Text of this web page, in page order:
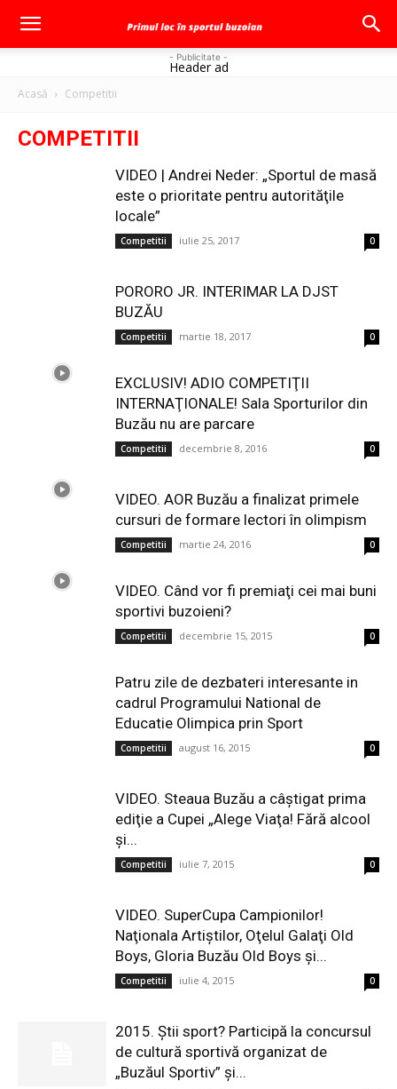
- Publicitate -
Header ad
Acasă Competitii
COMPETITII
VIDEO | Andrei Neder: „Sportul de masă
este o prioritate pentru autorităţile
locale”
Competitii iulie 25, 2017 0
PORORO JR. INTERIMAR LA DJST
BUZĂU
Competitii martie 18, 2017 0
EXCLUSIV! ADIO COMPETIŢII
INTERNAŢIONALE! Sala Sporturilor din
Buzău nu are parcare
Competitii decembrie 8, 2016 0
VIDEO. AOR Buzău a finalizat primele
cursuri de formare lectori în olimpism
Competitii martie 24, 2016 0
VIDEO. Când vor fi premiaţi cei mai buni
sportivi buzoieni?
Competitii decembrie 15, 2015 0
Patru zile de dezbateri interesante in
cadrul Programului National de
Educatie Olimpica prin Sport
Competitii august 16, 2015 0
VIDEO. Steaua Buzău a câştigat prima
ediţie a Cupei „Alege Viaţa! Fără alcool
şi...
Competitii iulie 7, 2015 0
VIDEO. SuperCupa Campionilor!
Naţionala Artiştilor, Oţelul Galaţi Old
Boys, Gloria Buzău Old Boys şi...
Competitii iulie 4, 2015 0
2015. Ştii sport? Participă la concursul
de cultură sportivă organizat de
„Buzăul Sportiv” şi...